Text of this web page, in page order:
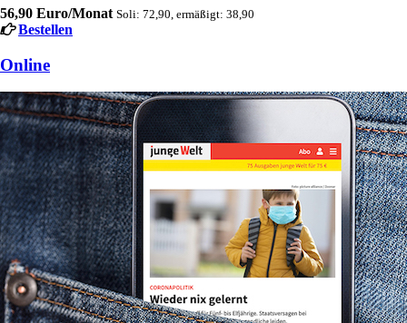
56,90 Euro/Monat Soli: 72,90, ermäßigt: 38,90
Bestellen
Online